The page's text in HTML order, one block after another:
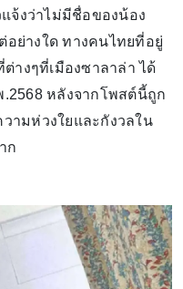
จ้งว่าไม่มีชื่อของน้อง
อย่างใด ทางคนไทยที่อยู่
างๆที่เมืองซาลาล่า ได้
.2568 หลังจากโพสต์นี้ถูก
วามห่วงใยและกังวลใน
ก